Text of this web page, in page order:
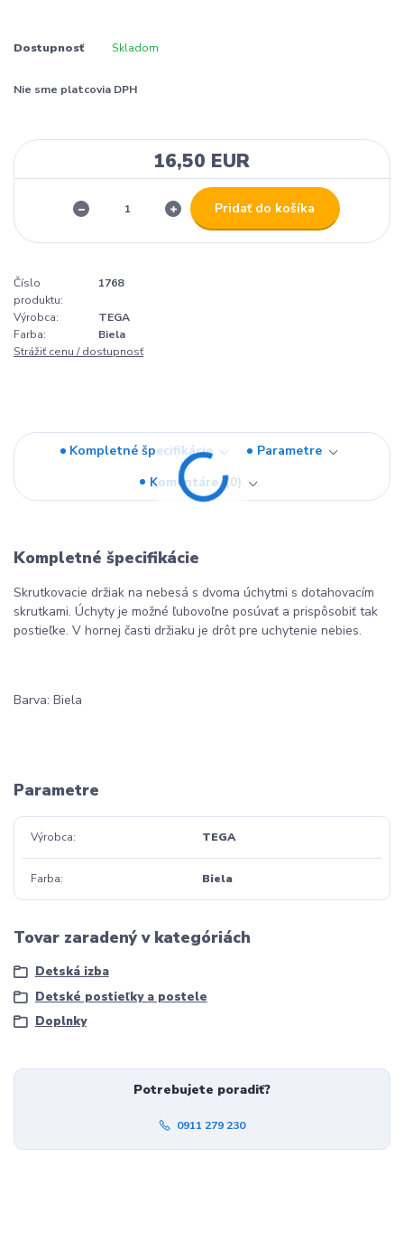
Dostupnosť Skladom
Nie sme platcovia DPH
16,50 EUR
Pridať do košíka
Číslo
produktu:
1768
Výrobca:
TEGA
Farba:
Biela
Strážiť cenu / dostupnosť
Kompletné špecifikácie
Parametre
Komentáre 0
Kompletné špecifikácie
Skrutkovacie držiak na nebesá s dvoma úchytmi s dotahovacím
skrutkami. Úchyty je možné ľubovoľne posúvať a prispôsobiť tak
postieľke. V hornej časti držiaku je drôt pre uchytenie nebies.
Barva: Biela
Parametre
Výrobca TEGA
Farba Biela
Tovar zaradený v kategóriách
Detská izba
Detské postieľky a postele
Doplnky
Potrebujete poradiť?
0911 279 230